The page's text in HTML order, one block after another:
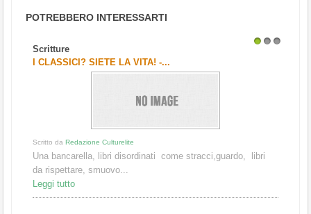
POTREBBERO INTERESSARTI
Scritture
I CLASSICI? SIETE LA VITA! -...
Scritto da Redazione Culturelite
Una bancarella, libri disordinati come stracci,guardo, libri
da rispettare, smuovo...
Leggi tutto